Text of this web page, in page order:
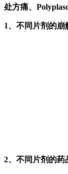
处方痛、
1、不同片剂的崩
2、不同片剂的药